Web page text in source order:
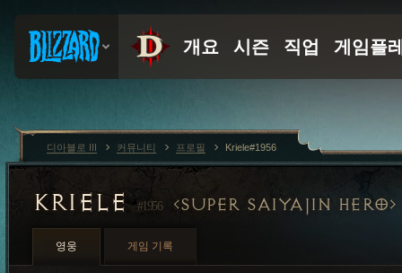
KRIELE#1956 SUPER SAIYAJIN HERO
영웅 게임 기록
디아블로 III 커뮤니티 프로필 Kriele#1956